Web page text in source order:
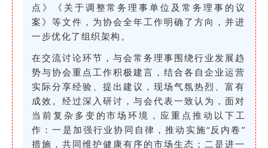
点》《关于调整常务理事单位及常务理事的议
案》等文件，为协会全年工作明确了方向，并进
一步优化了组织架构。
在交流讨论环节，与会常务理事围绕行业发展趋
势与协会重点工作积极建言，结合各自企业运营
实际分享经验、提出建议，现场气氛热烈、富有
成效。经过深入研讨，与会代表一致认为，面对
当前复杂多变的市场环境，应重点推动以下工
作：一是加强行业协同自律，推动实施“反内卷”
措施，共同维护健康有序的市场生态；二是进一